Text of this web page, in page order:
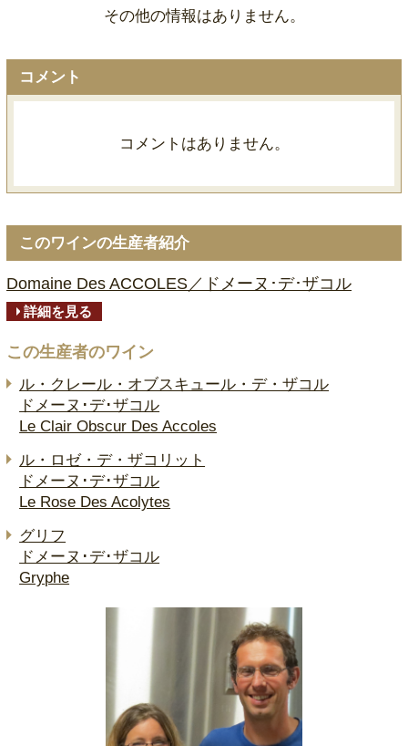
その他の情報はありません。
コメント
コメントはありません。
このワインの生産者紹介
Domaine Des ACCOLES／ドメーヌ･デ･ザコル
詳細を見る
この生産者のワイン
ル・クレール・オブスキュール・デ・ザコル
ドメーヌ･デ･ザコル
Le Clair Obscur Des Accoles
ル・ロゼ・デ・ザコリット
ドメーヌ･デ･ザコル
Le Rose Des Acolytes
グリフ
ドメーヌ･デ･ザコル
Gryphe